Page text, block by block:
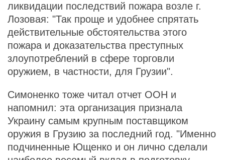
ликвидации последствий пожара возле г.
Лозовая: "Так проще и удобнее спрятать
действительные обстоятельства этого
пожара и доказательства преступных
злоупотреблений в сфере торговли
оружием, в частности, для Грузии".
Симоненко тоже читал отчет ООН и
напомнил: эта организация признала
Украину самым крупным поставщиком
оружия в Грузию за последний год. "Именно
подчиненные Ющенко и он лично сделали